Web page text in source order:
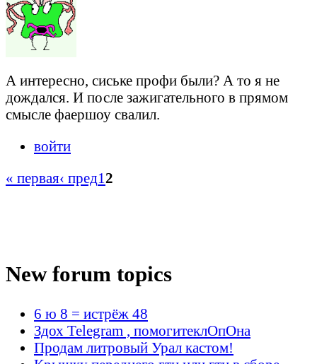
А интересно, сиське профи были? А то я не
дождался. И после зажигательного в прямом
смысле фаершоу свалил.
войти
« первая‹ пред12
New forum topics
6 ю 8 = истрёж 48
Здох Telegram , помогитеклОпОна
Продам литровый Урал кастом!